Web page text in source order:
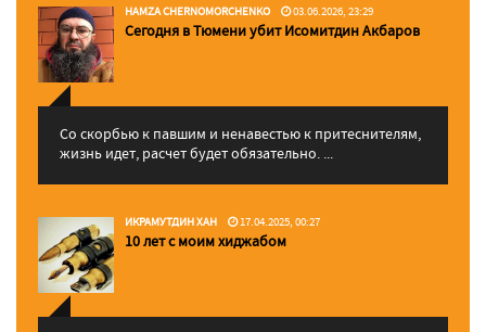
HAMZA CHERNOMORCHENKO 03.06.2026, 23:29
Сегодня в Тюмени убит Исомитдин Акбаров
Со скорбью к павшим и ненавестью к притеснителям,
жизнь идет, расчет будет обязательно. ...
ИКРАМУТДИН ХАН 17.04.2025, 00:27
10 лет с моим хиджабом